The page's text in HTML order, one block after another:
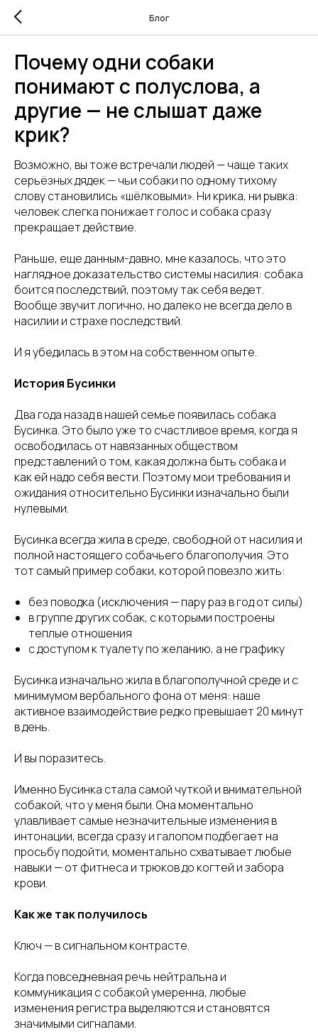
Блог
Почему одни собаки
понимают с полуслова, а
другие — не слышат даже
крик?
Возможно, вы тоже встречали людей — чаще таких
серьёзных дядек — чьи собаки по одному тихому
слову становились «шёлковыми». Ни крика, ни рывка:
человек слегка понижает голос и собака сразу
прекращает действие.
Раньше, еще данным-давно, мне казалось, что это
наглядное доказательство системы насилия: собака
боится последствий, поэтому так себя ведет.
Вообще звучит логично, но далеко не всегда дело в
насилии и страхе последствий.
И я убедилась в этом на собственном опыте.
История Бусинки
Два года назад в нашей семье появилась собака
Бусинка. Это было уже то счастливое время, когда я
освободилась от навязанных обществом
представлений о том, какая должна быть собака и
как ей надо себя вести. Поэтому мои требования и
ожидания относительно Бусинки изначально были
нулевыми.
Бусинка всегда жила в среде, свободной от насилия и
полной настоящего собачьего благополучия. Это
тот самый пример собаки, которой повезло жить:
без поводка (исключения — пару раз в год от силы)
в группе других собак, с которыми построены
теплые отношения
с доступом к туалету по желанию, а не графику
Бусинка изначально жила в благополучной среде и с
минимумом вербального фона от меня: наше
активное взаимодействие редко превышает 20 минут
в день.
И вы поразитесь.
Именно Бусинка стала самой чуткой и внимательной
собакой, что у меня были. Она моментально
улавливает самые незначительные изменения в
интонации, всегда сразу и галопом подбегает на
просьбу подойти, моментально схватывает любые
навыки — от фитнеса и трюков до когтей и забора
крови.
Как же так получилось
Ключ — в сигнальном контрасте.
Когда повседневная речь нейтральна и
коммуникация с собакой умеренна, любые
изменения регистра выделяются и становятся
значимыми сигналами.